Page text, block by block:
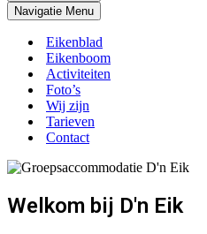
Navigatie Menu
Eikenblad
Eikenboom
Activiteiten
Foto’s
Wij zijn
Tarieven
Contact
Welkom bij D'n Eik